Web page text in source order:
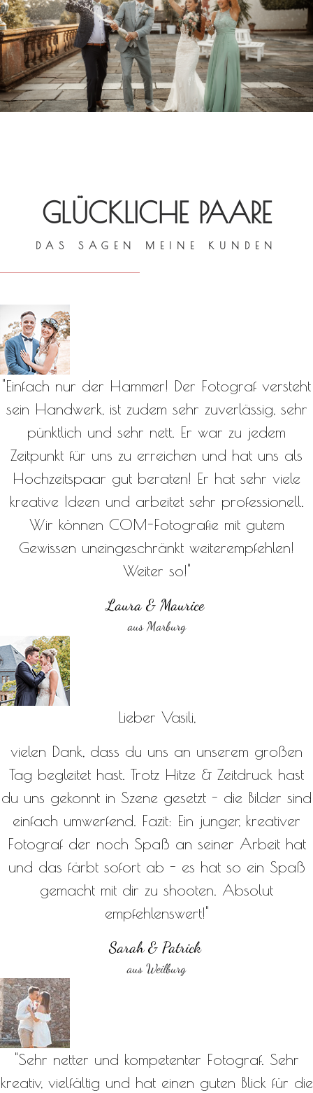
GLÜCKLICHE PAARE
DAS SAGEN MEINE KUNDEN
"Einfach nur der Hammer! Der Fotograf versteht
sein Handwerk, ist zudem sehr zuverlässig, sehr
pünktlich und sehr nett. Er war zu jedem
Zeitpunkt für uns zu erreichen und hat uns als
Hochzeitspaar gut beraten! Er hat sehr viele
kreative Ideen und arbeitet sehr professionell.
Wir können COM-Fotografie mit gutem
Gewissen uneingeschränkt weiterempfehlen!
Weiter so!"
Laura & Maurice
aus Marburg
Lieber Vasili,
vielen Dank, dass du uns an unserem großen
Tag begleitet hast. Trotz Hitze & Zeitdruck hast
du uns gekonnt in Szene gesetzt - die Bilder sind
einfach umwerfend. Fazit: Ein junger, kreativer
Fotograf der noch Spaß an seiner Arbeit hat
und das färbt sofort ab - es hat so ein Spaß
gemacht mit dir zu shooten. Absolut
empfehlenswert!"
Sarah & Patrick
aus Weilburg
"Sehr netter und kompetenter Fotograf. Sehr
kreativ, vielfältig und hat einen guten Blick für die